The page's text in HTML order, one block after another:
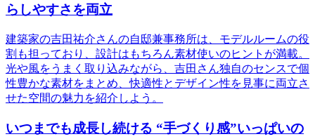
らしやすさを両立
建築家の吉田祐介さんの自邸兼事務所は、モデルルームの役
割も担っており、設計はもちろん素材使いのヒントが満載。
光や風をうまく取り込みながら、吉田さん独自のセンスで個
性豊かな素材をまとめ、快適性とデザイン性を見事に両立さ
せた空間の魅力を紹介しよう。
いつまでも成長し続ける “手づくり感”いっぱいの